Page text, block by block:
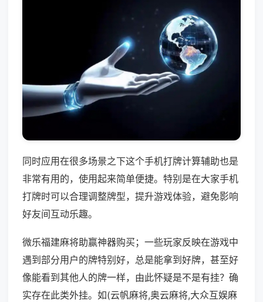
同时应用在很多场景之下这个手机打牌计算辅助也是
非常有用的，使用起来简单便捷。特别是在大家手机
打牌时可以合理调整牌型，提升游戏体验，避免影响
好友间互动乐趣。
微乐福建麻将助赢神器购买；一些玩家反映在游戏中
遇到部分用户的牌特别好，总是能拿到好牌，甚至好
像能看到其他人的牌一样，由此怀疑是不是有挂？确
实存在此类外挂。如(云帆麻将,奥云麻将,大众互娱麻